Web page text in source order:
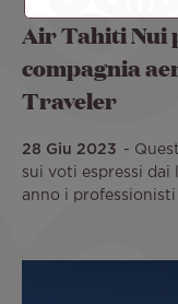
Air Tahiti Nui
compagnia
Traveler
28 Giu 2023
sui voti espressi dai
anno i professionisti